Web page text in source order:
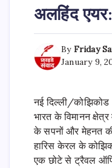
अलहिंद
By Friday
January 9,
नई दिल्ली/कोझिकोड
भारत के विमानन
के सपनों और मेहनत
हारिस केरल के
एक छोटे से ट्रैवल